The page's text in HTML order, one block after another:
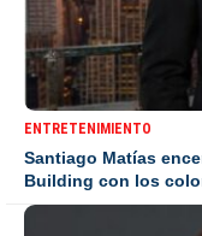
ENTRETENIMIENTO
Santiago Matías
Building con los